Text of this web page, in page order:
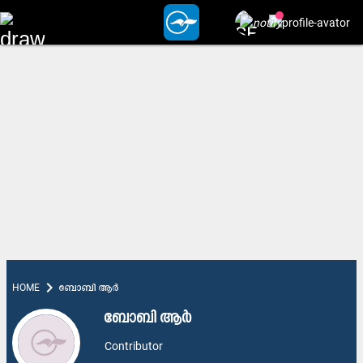
HOME chevron_right ബോബി ആർ
ബോബി ആർ
Contributor